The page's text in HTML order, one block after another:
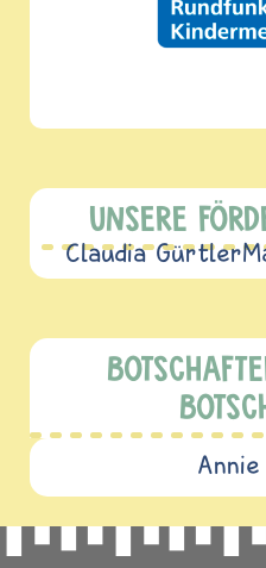
UNSERE
Claudia Gürtler